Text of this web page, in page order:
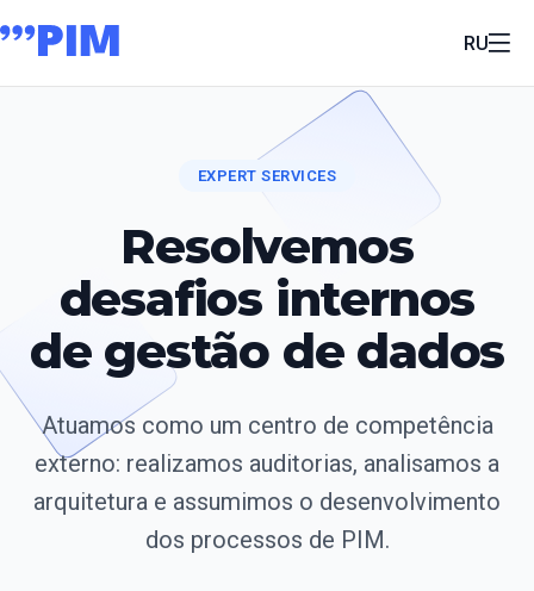
RU
EXPERT SERVICES
Resolvemos
desafios internos
de gestão de dados
Atuamos como um centro de competência
externo: realizamos auditorias, analisamos a
arquitetura e assumimos o desenvolvimento
dos processos de PIM.